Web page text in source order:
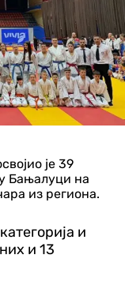
је 39
Бањалуци на
из региона.
и
и 13